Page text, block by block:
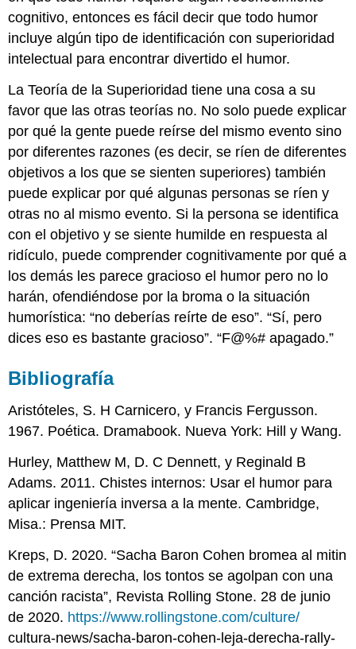
cognitivo, entonces es fácil decir que todo humor
incluye algún tipo de identificación con superioridad
intelectual para encontrar divertido el humor.
La Teoría de la Superioridad tiene una cosa a su
favor que las otras teorías no. No solo puede explicar
por qué la gente puede reírse del mismo evento sino
por diferentes razones (es decir, se ríen de diferentes
objetivos a los que se sienten superiores) también
puede explicar por qué algunas personas se ríen y
otras no al mismo evento. Si la persona se identifica
con el objetivo y se siente humilde en respuesta al
ridículo, puede comprender cognitivamente por qué a
los demás les parece gracioso el humor pero no lo
harán, ofendiéndose por la broma o la situación
humorística: “no deberías reírte de eso”. “Sí, pero
dices eso es bastante gracioso”. “F@%# apagado.”
Bibliografía
Aristóteles, S. H Carnicero, y Francis Fergusson.
1967. Poética. Dramabook. Nueva York: Hill y Wang.
Hurley, Matthew M, D. C Dennett, y Reginald B
Adams. 2011. Chistes internos: Usar el humor para
aplicar ingeniería inversa a la mente. Cambridge,
Misa.: Prensa MIT.
Kreps, D. 2020. “Sacha Baron Cohen bromea al mitin
de extrema derecha, los tontos se agolpan con una
canción racista”, Revista Rolling Stone. 28 de junio
de 2020. https://www.rollingstone.com/culture/
cultura-news/sacha-baron-cohen-leja-derecha-rally-